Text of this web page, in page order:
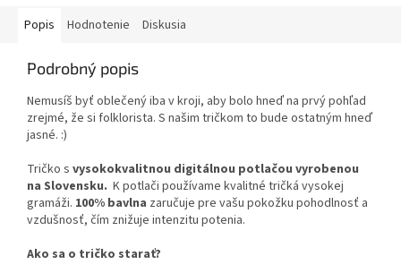
Popis Hodnotenie Diskusia
Podrobný popis
Nemusíš byť oblečený iba v kroji, aby bolo hneď na prvý pohľad
zrejmé, že si folklorista. S našim tričkom to bude ostatným hneď
jasné. :)
Tričko s vysokokvalitnou digitálnou potlačou vyrobenou
na Slovensku. K potlači používame kvalitné tričká vysokej
gramáži. 100% bavlna zaručuje pre vašu pokožku pohodlnosť a
vzdušnosť, čím znižuje intenzitu potenia.
Ako sa o tričko starať?